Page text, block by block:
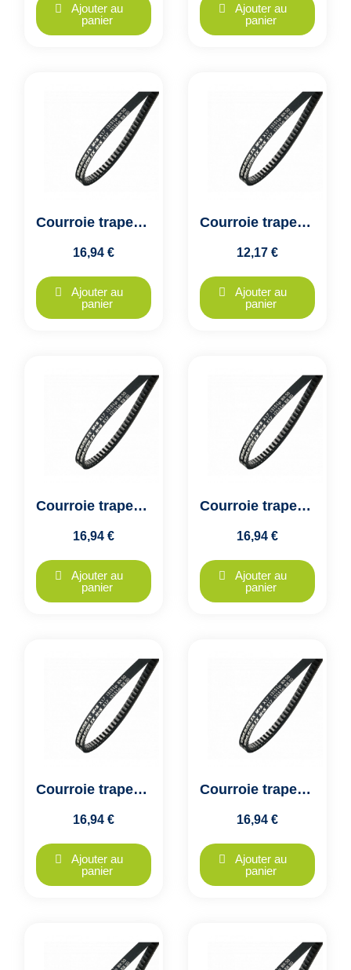
Ajouter au
panier
Ajouter au
panier
Courroie trapezoidale crantée AX24 - X13x640, Optibelt SUPER TX
16,94 €
Ajouter au
panier
Courroie trapezoidale crantée AX25 - X13x660, Optibelt SUPER TX
12,17 €
Ajouter au
panier
Courroie trapezoidale crantée AX26 1/2 - X13x700, Optibelt SUPER TX
16,94 €
Ajouter au
panier
Courroie trapezoidale crantée AX27 - X13x716, Optibelt SUPER TX
16,94 €
Ajouter au
panier
Courroie trapezoidale crantée AX28 - X13x740, Optibelt SUPER TX
16,94 €
Ajouter au
panier
Courroie trapezoidale crantée AX29 - X13x760, Optibelt SUPER TX
16,94 €
Ajouter au
panier